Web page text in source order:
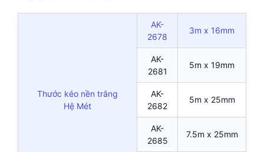
Thước kéo nền trắng
Hệ Mét
AK-
2678
3m x 16mm
AK-
2681
5m x 19mm
AK-
2682
5m x 25mm
AK-
2685
7.5m x 25mm